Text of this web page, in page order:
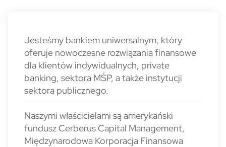
Jesteśmy bankiem uniwersalnym, który
oferuje nowoczesne rozwiązania finansowe
dla klientów indywidualnych, private
banking, sektora MŚP, a także instytucji
sektora publicznego.
Naszymi właścicielami są amerykański
fundusz Cerberus Capital Management,
Międzynarodowa Korporacja Finansowa